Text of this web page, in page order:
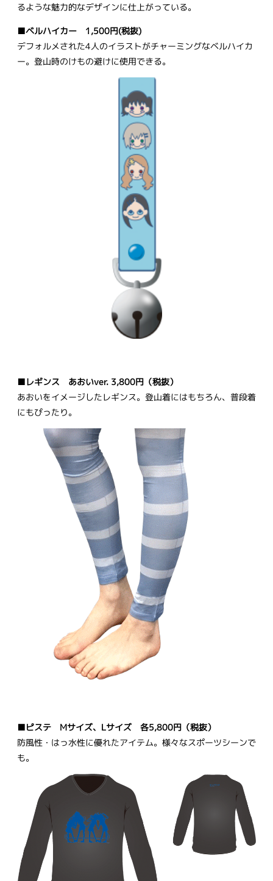
るような魅力的なデザインに仕上がっている。
■ベルハイカー 1,500円(税抜)
デフォルメされた4人のイラストがチャーミングなベルハイカ
ー。登山時のけもの避けに使用できる。
■レギンス あおいver. 3,800円（税抜）
あおいをイメージしたレギンス。登山着にはもちろん、普段着
にもぴったり。
■ピステ Mサイズ、Lサイズ 各5,800円（税抜）
防風性・はっ水性に優れたアイテム。様々なスポーツシーンで
も。